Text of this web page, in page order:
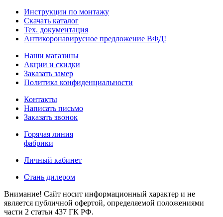
Инструкции по монтажу
Скачать каталог
Тех. документация
Антикоронавирусное предложение ВФД!
Наши магазины
Акции и скидки
Заказать замер
Политика конфиденциальности
Контакты
Написать письмо
Заказать звонок
Горячая линия
фабрики
Личный кабинет
Стань дилером
Внимание! Сайт носит информационный характер и не
является публичной офертой, определяемой положениями
части 2 статьи 437 ГК РФ.